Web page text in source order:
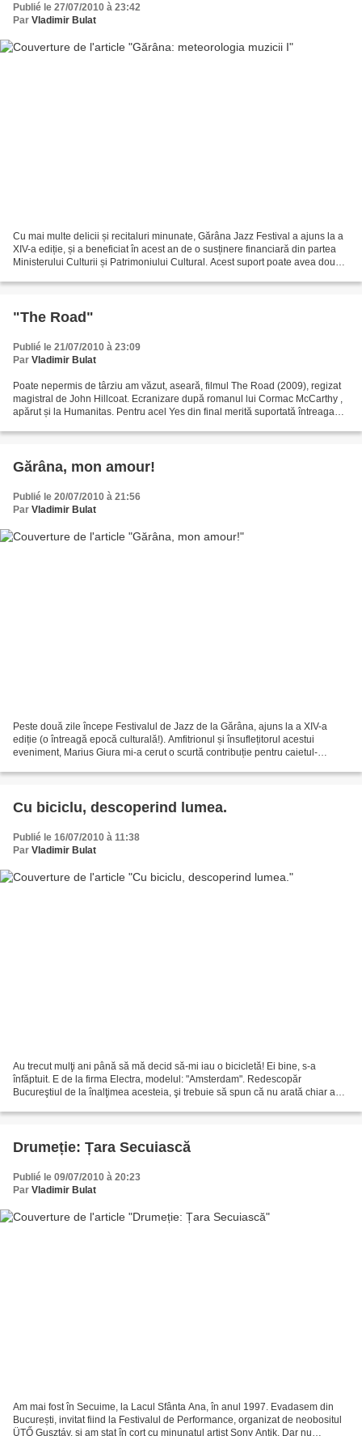
Publié le 27/07/2010 à 23:42
Par Vladimir Bulat
Cu mai multe delicii și recitaluri minunate, Gărâna Jazz Festival a ajuns la a
XIV-a ediție, și a beneficiat în acest an de o susținere financiară din partea
Ministerului Culturii și Patrimoniului Cultural. Acest suport poate avea două
"The Road"
Publié le 21/07/2010 à 23:09
Par Vladimir Bulat
Poate nepermis de târziu am văzut, aseară, filmul The Road (2009), regizat
magistral de John Hillcoat. Ecranizare după romanul lui Cormac McCarthy ,
apărut și la Humanitas. Pentru acel Yes din final merită suportată întreaga
Gărâna, mon amour!
Publié le 20/07/2010 à 21:56
Par Vladimir Bulat
Peste două zile începe Festivalul de Jazz de la Gărâna, ajuns la a XIV-a
ediție (o întreagă epocă culturală!). Amfitrionul și însuflețitorul acestui
eveniment, Marius Giura mi-a cerut o scurtă contribuție pentru caietul-
Cu biciclu, descoperind lumea.
Publié le 16/07/2010 à 11:38
Par Vladimir Bulat
Au trecut mulţi ani până să mă decid să-mi iau o bicicletă! Ei bine, s-a
înfăptuit. E de la firma Electra, modelul: "Amsterdam". Redescopăr
Bucureştiul de la înalţimea acesteia, şi trebuie să spun că nu arată chiar aşa
Drumeție: Țara Secuiască
Publié le 09/07/2010 à 20:23
Par Vladimir Bulat
Am mai fost în Secuime, la Lacul Sfânta Ana, în anul 1997. Evadasem din
București, invitat fiind la Festivalul de Performance, organizat de neobositul
ÜTŐ Gusztáv, și am stat în cort cu minunatul artist Șony Antik. Dar nu